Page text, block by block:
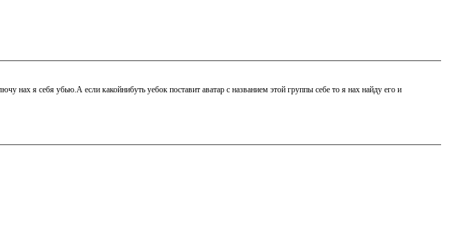
нах я себя убью.А если какойнибуть уебок поставит аватар с названием этой группы себе то я нах найду его и